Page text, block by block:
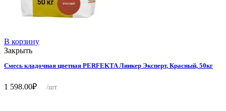
В корзину
Закрыть
Смесь кладочная цветная PERFEKTA Линкер Эксперт, Красный, 50кг
1 598.00₽ /шт